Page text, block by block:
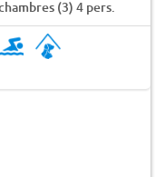
(3) 4 pers.